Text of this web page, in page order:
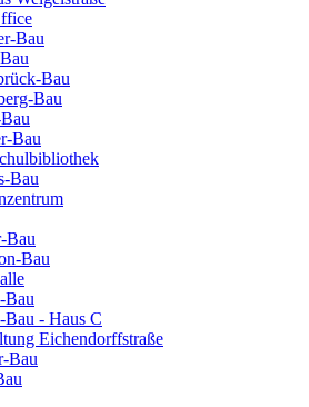
Bau
Bau
Bau
Bau
Bau
Bau
Bau
Bau
Bau - Haus C
Eichendorffstraße
Bau